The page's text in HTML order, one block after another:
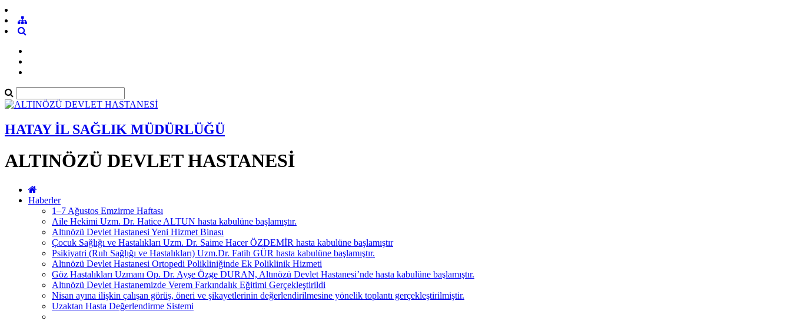
HATAY İL SAĞLIK MÜDÜRLÜĞÜ
ALTINÖZÜ DEVLET HASTANESİ
Haberler
1–7 Ağustos Emzirme Haftası
Aile Hekimi Uzm. Dr. Hatice ALTUN hasta kabulüne başlamıştır.
Altınözü Devlet Hastanesi Yeni Hizmet Binası
Çocuk Sağlığı ve Hastalıkları Uzm. Dr. Saime Hacer ÖZDEMİR hasta kabulüne başlamıştır
Psikiyatri (Ruh Sağlığı ve Hastalıkları) Uzm.Dr. Fatih GÜR hasta kabulüne başlamıştır.
Altınözü Devlet Hastanesi Ortopedi Polikliniğinde Ek Poliklinik Hizmeti
Göz Hastalıkları Uzmanı Op. Dr. Ayşe Özge DURAN, Altınözü Devlet Hastanesi’nde hasta kabulüne başlamıştır.
Altınözü Devlet Hastanemizde Verem Farkındalık Eğitimi Gerçekleştirildi
Nisan ayına ilişkin çalışan görüş, öneri ve şikayetlerinin değerlendirilmesine yönelik toplantı gerçekleştirilmiştir.
Uzaktan Hasta Değerlendirme Sistemi